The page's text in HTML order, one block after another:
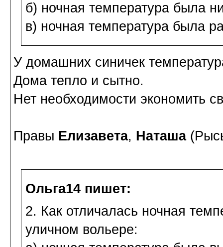
б) ночная температура была
в) ночная температура была
У домашних синичек
Дома тепло и сытно.
Нет необходимости экономить
Правы Елизавета, Наташа
Ольга14 пишет:
2. Как отличалась ночная
уличном вольере: